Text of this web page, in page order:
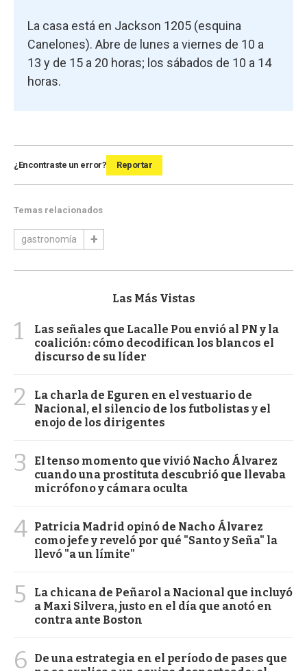
La casa está en Jackson 1205 (esquina
Canelones). Abre de lunes a viernes de 10 a
13 y de 15 a 20 horas; los sábados de 10 a 14
horas.
¿Encontraste un error? Reportar
Temas relacionados
gastronomía
Las Más Vistas
1
Las señales que Lacalle Pou envió al PN y la
coalición: cómo decodifican los blancos el
discurso de su líder
2
La charla de Eguren en el vestuario de
Nacional, el silencio de los futbolistas y el
enojo de los dirigentes
3
El tenso momento que vivió Nacho Álvarez
cuando una prostituta descubrió que llevaba
micrófono y cámara oculta
4 Patricia Madrid opinó de Nacho Álvarez
como jefe y reveló por qué "Santo y Seña" la
llevó "a un límite"
5
La chicana de Peñarol a Nacional que incluyó
a Maxi Silvera, justo en el día que anotó en
contra ante Boston
6
De una estrategia en el período de pases que